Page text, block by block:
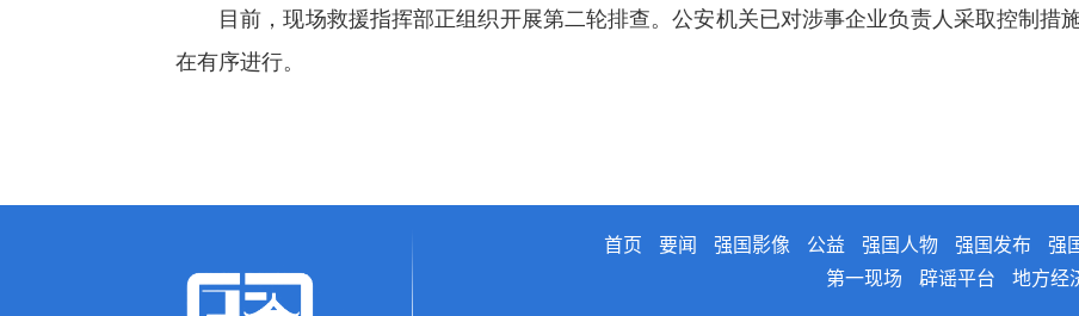
目前，现场救援指挥部正组织开展第二轮排查。公安机关已对涉事企业负责人采取控制措
在有序进行。
首页 要闻 强国影像 公益 强国人物 强国发布 强
第一现场
辟谣平台 地方经